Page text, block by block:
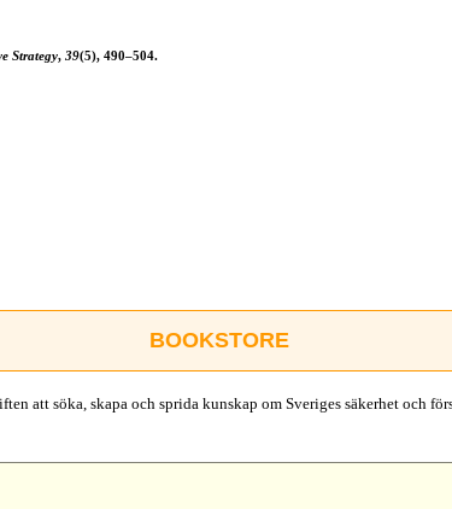
Strategy, 39(5), 490–504.
BOOKSTORE
att söka, skapa och sprida kunskap om Sveriges säkerhet och